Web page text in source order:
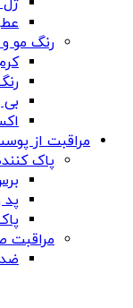
رنگ مو
بی
مراقبت از
پاک
پد
مراقبت